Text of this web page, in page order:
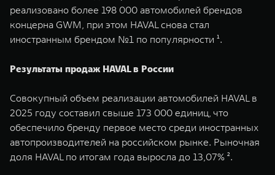
реализовано более 198 000 автомобилей брендов
концерна GWM, при этом HAVAL снова стал
иностранным брендом №1 по популярности ¹.
Результаты продаж HAVAL в России
Совокупный объем реализации автомобилей HAVAL в
2025 году составил свыше 173 000 единиц, что
обеспечило бренду первое место среди иностранных
автопроизводителей на российском рынке. Рыночная
доля HAVAL по итогам года выросла до 13,07% ².